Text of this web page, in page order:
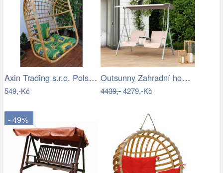
Axin Trading s.r.o. Polstr na závěsnou…
549,-Kč
Outsunny Zahradní houpačka, dvoumístná,…
4439,-4279,-Kč
- 49%